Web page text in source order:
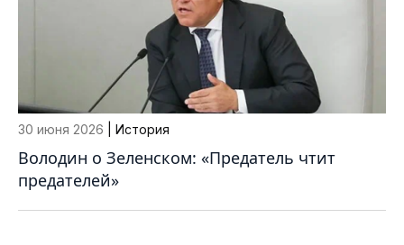
30 июня 2026 | История
Володин о Зеленском: «Предатель чтит
предателей»